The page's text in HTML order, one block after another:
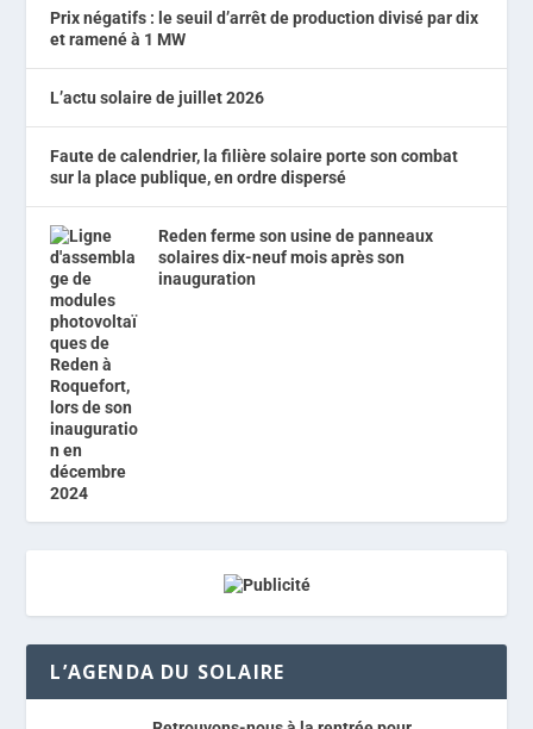
Prix négatifs : le seuil d’arrêt de production divisé par dix
et ramené à 1 MW
L’actu solaire de juillet 2026
Faute de calendrier, la filière solaire porte son combat
sur la place publique, en ordre dispersé
Reden ferme son usine de panneaux
solaires dix-neuf mois après son
inauguration
L’AGENDA DU SOLAIRE